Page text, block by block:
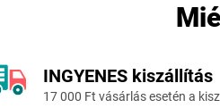
INGYENES kiszállítás
17 000 Ft vásárlás esetén a